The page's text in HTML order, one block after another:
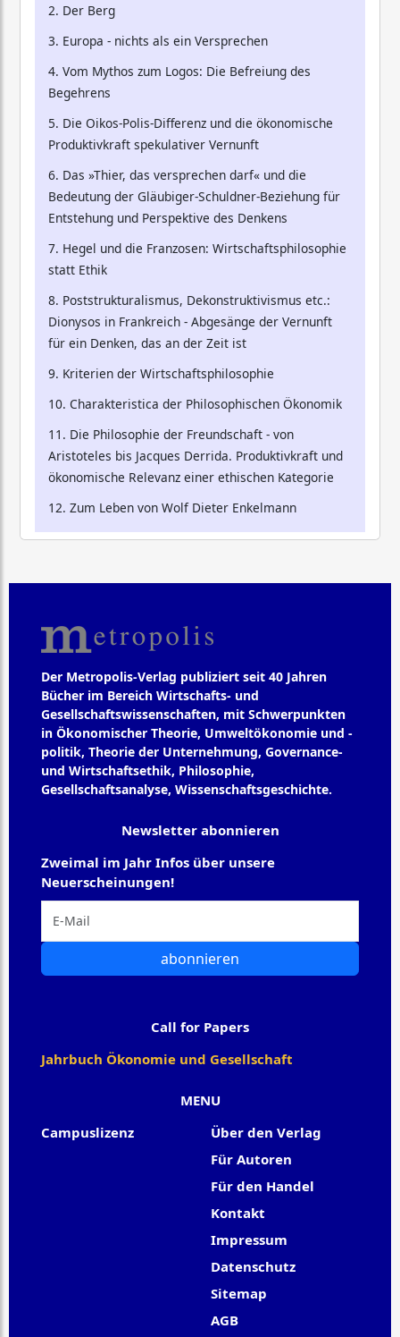
2. Der Berg
3. Europa - nichts als ein Versprechen
4. Vom Mythos zum Logos: Die Befreiung des
Begehrens
5. Die Oikos-Polis-Differenz und die ökonomische
Produktivkraft spekulativer Vernunft
6. Das »Thier, das versprechen darf« und die
Bedeutung der Gläubiger-Schuldner-Beziehung für
Entstehung und Perspektive des Denkens
7. Hegel und die Franzosen: Wirtschaftsphilosophie
statt Ethik
8. Poststrukturalismus, Dekonstruktivismus etc.:
Dionysos in Frankreich - Abgesänge der Vernunft
für ein Denken, das an der Zeit ist
9. Kriterien der Wirtschaftsphilosophie
10. Charakteristica der Philosophischen Ökonomik
11. Die Philosophie der Freundschaft - von
Aristoteles bis Jacques Derrida. Produktivkraft und
ökonomische Relevanz einer ethischen Kategorie
12. Zum Leben von Wolf Dieter Enkelmann
Der Metropolis-Verlag publiziert seit 40 Jahren
Bücher im Bereich Wirtschafts- und
Gesellschaftswissenschaften, mit Schwerpunkten
in Ökonomischer Theorie, Umweltökonomie und -
politik, Theorie der Unternehmung, Governance-
und Wirtschaftsethik, Philosophie,
Gesellschaftsanalyse, Wissenschaftsgeschichte.
MENU
Campuslizenz
Über den Verlag
Für Autoren
Für den Handel
Kontakt
Impressum
Datenschutz
Sitemap
AGB
Newsletter abonnieren
Zweimal im Jahr Infos über unsere
Neuerscheinungen!
abonnieren
Call for Papers
Jahrbuch Ökonomie und Gesellschaft